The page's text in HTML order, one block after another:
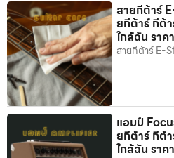
สายกีต้าร์
ยกีต้าร์ กีต้า
ใกล้ฉัน ราค
สายกีต้าร์ E-
แอมป์
ยกีต้าร์ กีต้า
ใกล้ฉัน ราค